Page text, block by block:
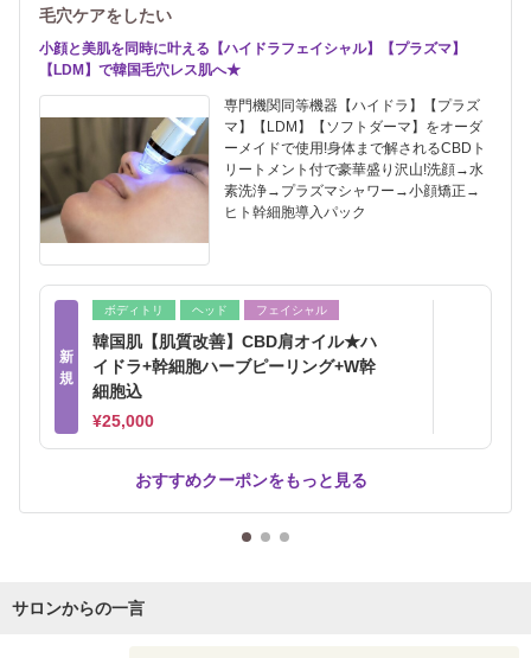
毛穴ケアをしたい
小顔と美肌を同時に叶える【ハイドラフェイシャル】【プラズマ】
【LDM】で韓国毛穴レス肌へ★
専門機関同等機器【ハイドラ】【プラズ
マ】【LDM】【ソフトダーマ】をオーダ
ーメイドで使用!身体まで解されるCBDト
リートメント付で豪華盛り沢山!洗顔→水
素洗浄→プラズマシャワー→小顔矯正→
ヒト幹細胞導入パック
新
規
ボディトリ ヘッド フェイシャル
韓国肌【肌質改善】CBD肩オイル★ハ
イドラ+幹細胞ハーブピーリング+W幹
細胞込
¥25,000
おすすめクーポンをもっと見る
サロンからの一言